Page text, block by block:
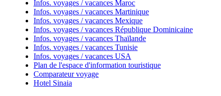
Infos. voyages / vacances Maroc
Infos. voyages / vacances Martinique
Infos. voyages / vacances Mexique
Infos. voyages / vacances République Dominicaine
Infos. voyages / vacances Thaïlande
Infos. voyages / vacances Tunisie
Infos. voyages / vacances USA
Plan de l'espace d'information touristique
Comparateur voyage
Hotel Sinaia